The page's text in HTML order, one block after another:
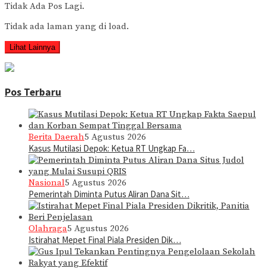
Tidak Ada Pos Lagi.
Tidak ada laman yang di load.
Lihat Lainnya
Pos Terbaru
Berita Daerah5 Agustus 2026
Kasus Mutilasi Depok: Ketua RT Ungkap Fa…
Nasional5 Agustus 2026
Pemerintah Diminta Putus Aliran Dana Sit…
Olahraga5 Agustus 2026
Istirahat Mepet Final Piala Presiden Dik…